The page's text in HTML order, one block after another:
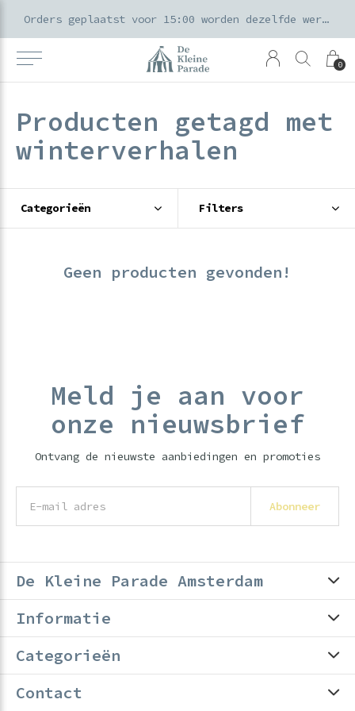
0
Orders geplaatst voor 15:00 worden dezelfde werkdag verzonden
Producten getagd met
winterverhalen
Categorieën Filters
Geen producten gevonden!
Meld je aan voor
onze nieuwsbrief
Ontvang de nieuwste aanbiedingen en promoties
Abonneer
De Kleine Parade Amsterdam
Informatie
Categorieën
Contact